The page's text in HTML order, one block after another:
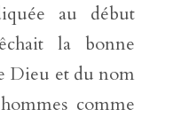
au début
la bonne
Dieu et du nom
comme